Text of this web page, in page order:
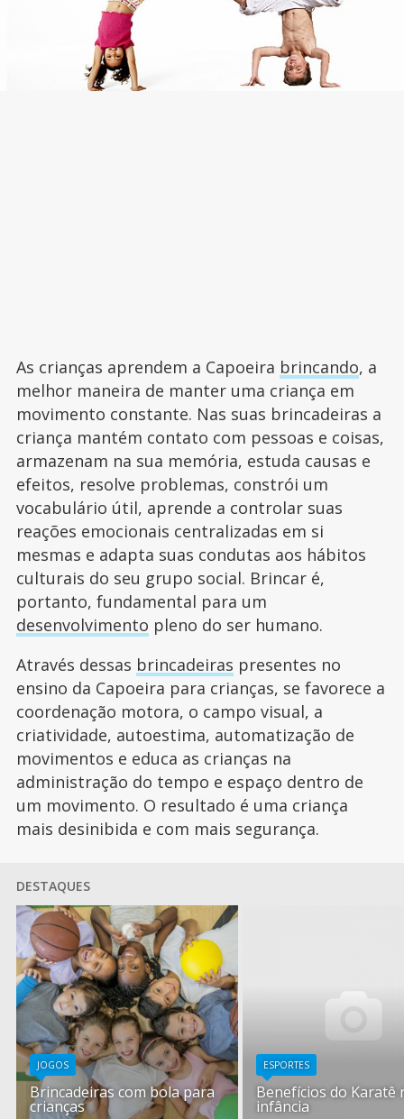
As crianças aprendem a Capoeira brincando, a
melhor maneira de manter uma criança em
movimento constante. Nas suas brincadeiras a
criança mantém contato com pessoas e coisas,
armazenam na sua memória, estuda causas e
efeitos, resolve problemas, constrói um
vocabulário útil, aprende a controlar suas
reações emocionais centralizadas em si
mesmas e adapta suas condutas aos hábitos
culturais do seu grupo social. Brincar é,
portanto, fundamental para um
desenvolvimento pleno do ser humano.
Através dessas brincadeiras presentes no
ensino da Capoeira para crianças, se favorece a
coordenação motora, o campo visual, a
criatividade, autoestima, automatização de
movimentos e educa as crianças na
administração do tempo e espaço dentro de
um movimento. O resultado é uma criança
mais desinibida e com mais segurança.
DESTAQUES
JOGOS
Brincadeiras com bola para
crianças
ESPORTES
Benefícios do Karatê
infância